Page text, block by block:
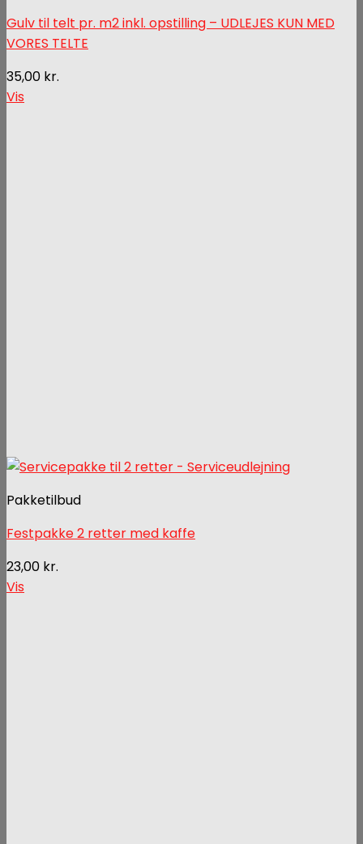
Gulv til telt pr. m2 inkl. opstilling – UDLEJES KUN MED
VORES TELTE
35,00 kr.
Vis
Pakketilbud
Festpakke 2 retter med kaffe
23,00 kr.
Vis